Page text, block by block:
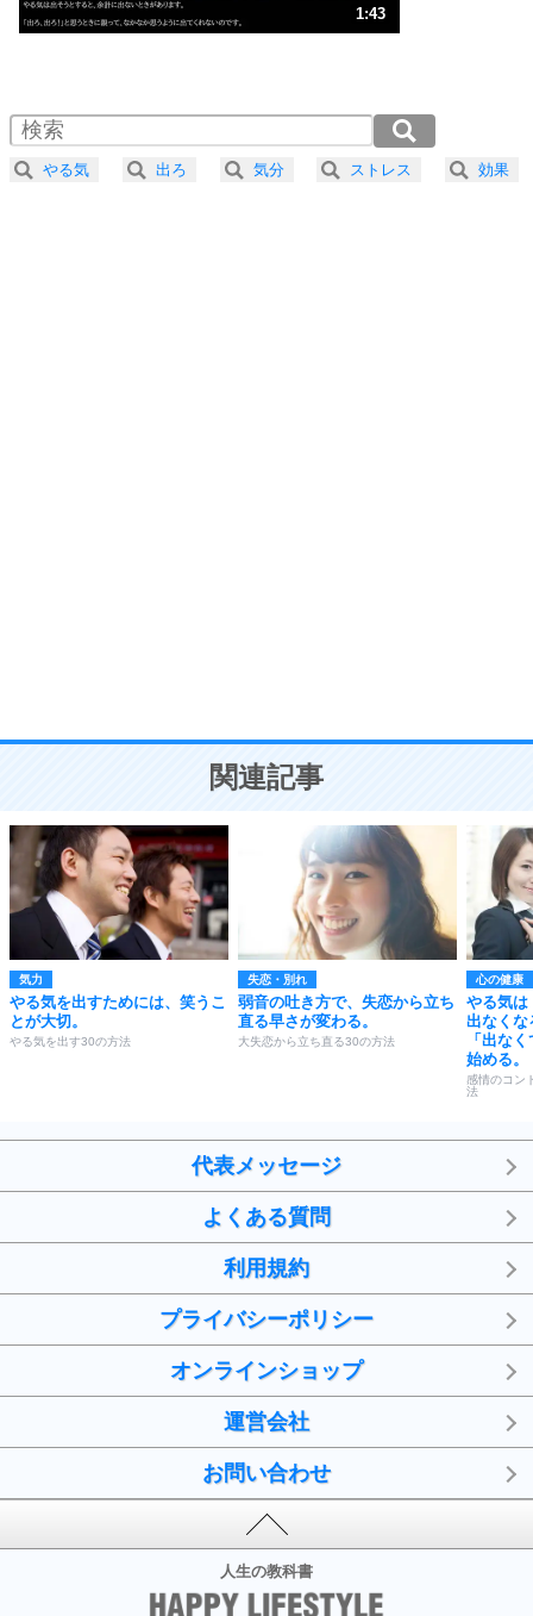
人生、なんとかなるもの。
気楽に生きる30の方法
4 器の大きい人は、怒りを優しさで表現する。
プラス思考
ことが大切。
1:43
2.0倍速 （202KB 51秒）
2.5倍速 （162KB 41秒）
3.0倍速 （135KB 34秒）
やる気 出ろ 気分 ストレス 効果
関連記事
気力
やる気を出すためには、笑うこ
とが大切。
やる気を出す30の方法
失恋・別れ
弱音の吐き方で、失恋から立ち
直る早さが変わる。
大失恋から立ち直る30の方法
心の健康
やる気は
出なくな
「出な
始める。
感情のコン
法
代表メッセージ
よくある質問
利用規約
プライバシーポリシー
オンラインショップ
運営会社
お問い合わせ
人生の教科書